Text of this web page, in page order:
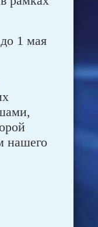
1 мая
нашего